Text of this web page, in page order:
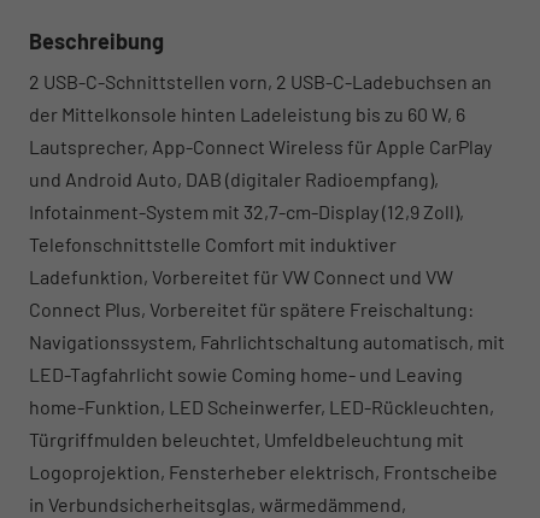
Beschreibung
2 USB-C-Schnittstellen vorn, 2 USB-C-Ladebuchsen an
der Mittelkonsole hinten Ladeleistung bis zu 60 W, 6
Lautsprecher, App-Connect Wireless für Apple CarPlay
und Android Auto, DAB (digitaler Radioempfang),
Infotainment-System mit 32,7-cm-Display (12,9 Zoll),
Telefonschnittstelle Comfort mit induktiver
Ladefunktion, Vorbereitet für VW Connect und VW
Connect Plus, Vorbereitet für spätere Freischaltung:
Navigationssystem, Fahrlichtschaltung automatisch, mit
LED-Tagfahrlicht sowie Coming home- und Leaving
home-Funktion, LED Scheinwerfer, LED-Rückleuchten,
Türgriffmulden beleuchtet, Umfeldbeleuchtung mit
Logoprojektion, Fensterheber elektrisch, Frontscheibe
in Verbundsicherheitsglas, wärmedämmend,